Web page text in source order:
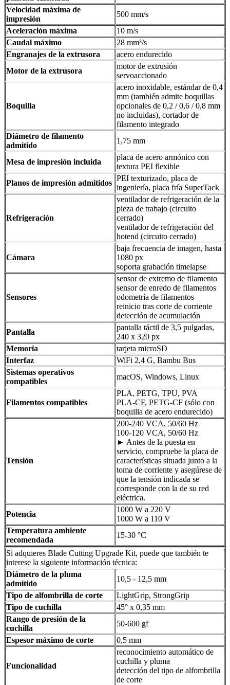
Velocidad máxima de
impresión
500 mm/s
Aceleración máxima
10 m/s
Caudal máximo
28 mm³/s
Engranajes de la extrusora
acero endurecido
Motor de la extrusora
motor de extrusión
servoaccionado
Boquilla
acero inoxidable, estándar de 0,4
mm (también admite boquillas
opcionales de 0,2 / 0,6 / 0,8 mm
no incluidas), cortador de
filamento integrado
Diámetro de filamento
admitido
1,75 mm
Mesa de impresión incluida
placa de acero armónico con
textura PEI flexible
Planos de impresión admitidos
PEI texturizado, placa de
ingeniería, placa fría SuperTack
Refrigeración
ventilador de refrigeración de la
pieza de trabajo (circuito
cerrado)
ventilador de refrigeración del
hotend (circuito cerrado)
Cámara
baja frecuencia de imagen, hasta
1080 px
soporta grabación timelapse
Sensores
sensor de extremo de filamento
sensor de enredo de filamentos
odometría de filamentos
reinicio tras corte de corriente
detección de acumulación
Pantalla
pantalla táctil de 3,5 pulgadas,
240 x 320 px
Memoria
tarjeta microSD
Interfaz
WiFi 2,4 G, Bambu Bus
Sistemas operativos
compatibles
macOS, Windows, Linux
Filamentos compatibles
PLA, PETG, TPU, PVA
PLA-CF, PETG-CF (sólo con
boquilla de acero endurecido)
Tensión
200-240 VCA, 50/60 Hz
100-120 VCA, 50/60 Hz
► Antes de la puesta en
servicio, compruebe la placa de
características situada junto a la
toma de corriente y asegúrese de
que la tensión indicada se
corresponde con la de su red
eléctrica.
Potencia
1000 W a 220 V
1000 W a 110 V
Temperatura ambiente
recomendada
15-30 °C
Si adquieres Blade Cutting Upgrade Kit, puede que también te
interese la siguiente información técnica:
Diámetro de la pluma
admitido
10,5 - 12,5 mm
Tipo de alfombrilla de corte
LightGrip, StrongGrip
Tipo de cuchilla
45° x 0,35 mm
Rango de presión de la
cuchilla
50-600 gf
Espesor máximo de corte
0,5 mm
Funcionalidad
reconocimiento automático de
cuchilla y pluma
detección del tipo de alfombrilla
de corte